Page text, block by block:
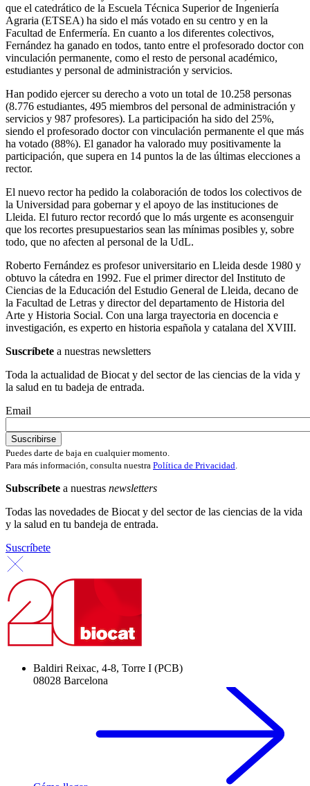
que el catedrático de la Escuela Técnica Superior de Ingeniería
Agraria (ETSEA) ha sido el más votado en su centro y en la
Facultad de Enfermería. En cuanto a los diferentes colectivos,
Fernández ha ganado en todos, tanto entre el profesorado doctor con
vinculación permanente, como el resto de personal académico,
estudiantes y personal de administración y servicios.
Han podido ejercer su derecho a voto un total de 10.258 personas
(8.776 estudiantes, 495 miembros del personal de administración y
servicios y 987 profesores). La participación ha sido del 25%,
siendo el profesorado doctor con vinculación permanente el que más
ha votado (88%). El ganador ha valorado muy positivamente la
participación, que supera en 14 puntos la de las últimas elecciones a
rector.
El nuevo rector ha pedido la colaboración de todos los colectivos de
la Universidad para gobernar y el apoyo de las instituciones de
Lleida. El futuro rector recordó que lo más urgente es aconsenguir
que los recortes presupuestarios sean las mínimas posibles y, sobre
todo, que no afecten al personal de la UdL.
Roberto Fernández es profesor universitario en Lleida desde 1980 y
obtuvo la cátedra en 1992. Fue el primer director del Instituto de
Ciencias de la Educación del Estudio General de Lleida, decano de
la Facultad de Letras y director del departamento de Historia del
Arte y Historia Social. Con una larga trayectoria en docencia e
investigación, es experto en historia española y catalana del XVIII.
Suscríbete a nuestras newsletters
Toda la actualidad de Biocat y del sector de las ciencias de la vida y
la salud en tu badeja de entrada.
Email
Puedes darte de baja en cualquier momento.
Para más información, consulta nuestra Política de Privacidad.
Subscríbete a nuestras newsletters
Todas las novedades de Biocat y del sector de las ciencias de la vida
y la salud en tu bandeja de entrada.
Suscríbete
Baldiri Reixac, 4-8, Torre I (PCB)
08028 Barcelona